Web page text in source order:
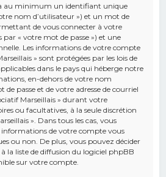
au minimum un identifiant unique
nom d’utilisateur ») et un mot de
de vous connecter à votre
« votre mot de passe ») et une
Les informations de votre compte
» sont protégées par les lois de
dans le pays qui héberge notre
en-dehors de votre nom
de passe et de votre adresse de courriel
Marseillais » durant votre
ou facultatives, à la seule discrétion
». Dans tous les cas, vous
de votre compte vous
ou non. De plus, vous pouvez décider
la liste de diffusion du logiciel phpBB
sur votre compte.